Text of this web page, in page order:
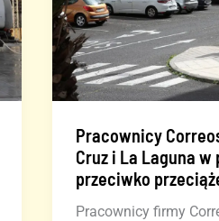
Pracownicy
Cruz i La Laguna
przeciwko
Pracownicy firmy